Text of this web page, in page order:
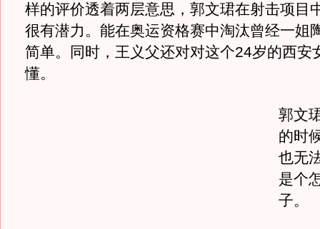
样的评价透着两层意思，郭文珺在射击项目
很有潜力。能在奥运资格赛中淘汰曾经一姐
简单。同时，王义父还对对这个24岁的西安
懂。
郭文
的时
也无
是个
子。